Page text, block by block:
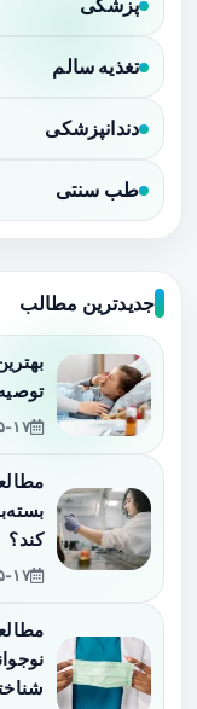
پزشکی
تغذیه سالم
دندانپزشکی
طب سنتی
جدیدترین مطالب
کند؟